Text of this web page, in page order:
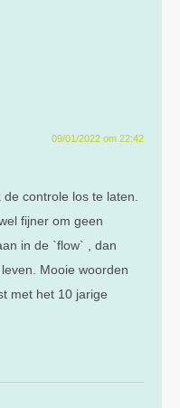
09/01/2022 om 22:42
controle los te laten.
fijner om geen
in de `flow` , dan
Mooie woorden
met het 10 jarige